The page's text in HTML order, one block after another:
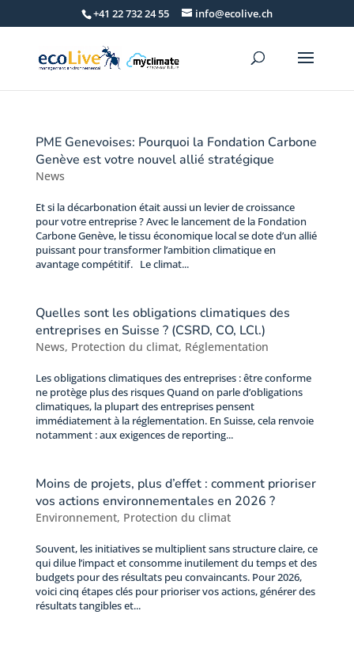
+41 22 732 24 55 info@ecolive.ch
PME Genevoises: Pourquoi la Fondation Carbone
Genève est votre nouvel allié stratégique
News
Et si la décarbonation était aussi un levier de croissance
pour votre entreprise ? Avec le lancement de la Fondation
Carbone Genève, le tissu économique local se dote d’un allié
puissant pour transformer l’ambition climatique en
avantage compétitif. Le climat...
Quelles sont les obligations climatiques des
entreprises en Suisse ? (CSRD, CO, LCl.)
News, Protection du climat, Réglementation
Les obligations climatiques des entreprises : être conforme
ne protège plus des risques Quand on parle d’obligations
climatiques, la plupart des entreprises pensent
immédiatement à la réglementation. En Suisse, cela renvoie
notamment : aux exigences de reporting...
Moins de projets, plus d’effet : comment prioriser
vos actions environnementales en 2026 ?
Environnement, Protection du climat
Souvent, les initiatives se multiplient sans structure claire, ce
qui dilue l’impact et consomme inutilement du temps et des
budgets pour des résultats peu convaincants. Pour 2026,
voici cinq étapes clés pour prioriser vos actions, générer des
résultats tangibles et...